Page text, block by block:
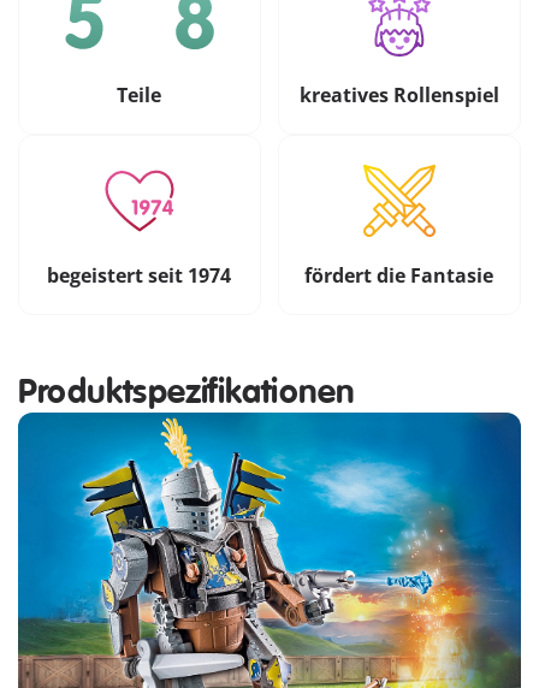
Teile kreatives Rollenspiel
begeistert seit 1974 fördert die Fantasie
Produktspezifikationen